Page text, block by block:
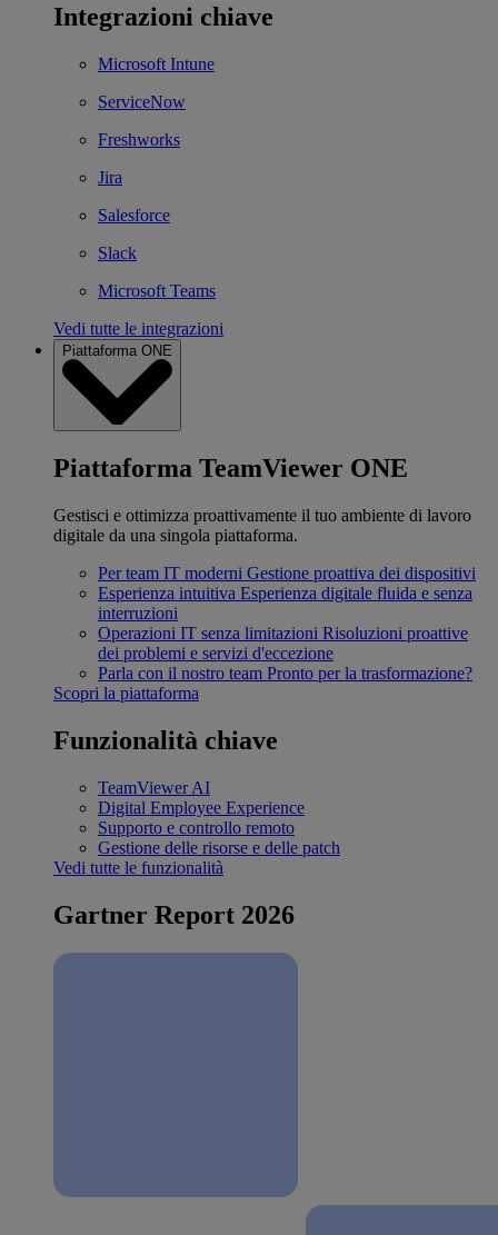
Integrazioni chiave
Microsoft Intune
ServiceNow
Freshworks
Jira
Salesforce
Slack
Microsoft Teams
Vedi tutte le integrazioni
Piattaforma ONE
Piattaforma TeamViewer ONE
Gestisci e ottimizza proattivamente il tuo ambiente di lavoro
digitale da una singola piattaforma.
Per team IT moderni Gestione proattiva dei dispositivi
Esperienza intuitiva Esperienza digitale fluida e senza
interruzioni
Operazioni IT senza limitazioni Risoluzioni proattive
dei problemi e servizi d'eccezione
Parla con il nostro team Pronto per la trasformazione?
Scopri la piattaforma
Funzionalità chiave
TeamViewer AI
Digital Employee Experience
Supporto e controllo remoto
Gestione delle risorse e delle patch
Vedi tutte le funzionalità
Gartner Report 2026